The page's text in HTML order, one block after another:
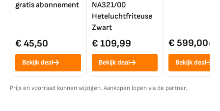
gratis abonnement
€ 45,50
Bekijk deal
NA321/00
Heteluchtfriteuse
Zwart
€ 109,99
Bekijk deal
€ 599,00€
Bekijk deal
Prijs en voorraad kunnen wijzigen. Aankopen lopen via de partner.